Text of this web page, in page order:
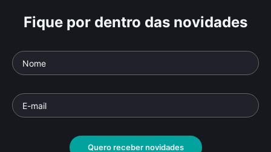
Presença Africana, por
Parte
Fique por dentro das novidades
Quero receber novidades